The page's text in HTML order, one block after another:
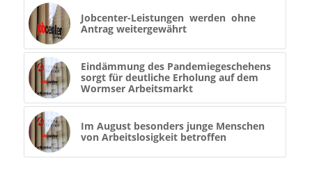
Jobcenter-Leistungen werden ohne
Antrag weitergewährt
Eindämmung des Pandemiegeschehens
sorgt für deutliche Erholung auf dem
Wormser Arbeitsmarkt
Im August besonders junge Menschen
von Arbeitslosigkeit betroffen